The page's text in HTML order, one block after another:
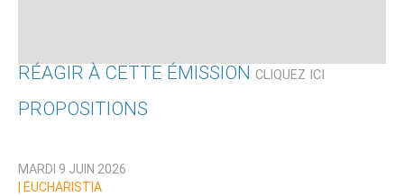
RÉAGIR À CETTE ÉMISSION CLIQUEZ ICI
Nom
PROPOSITIONS
MARDI 9 JUIN 2026
EUCHARISTIA